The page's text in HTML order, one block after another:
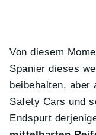
Von diesem
Spanier dieses
beibehalten, aber
Safety Cars und
Endspurt